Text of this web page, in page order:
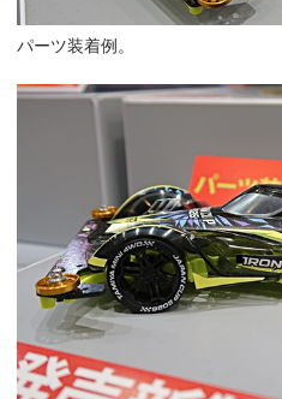
パーツ装着例。